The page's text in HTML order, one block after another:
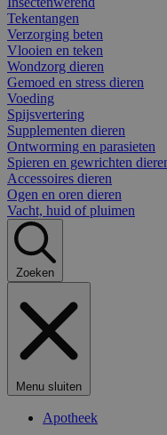
Tekentangen
Verzorging beten
Vlooien en teken
Wondzorg dieren
Gemoed en stress dieren
Voeding
Spijsvertering
Supplementen dieren
Ontworming en parasieten
Spieren en gewrichten
Accessoires dieren
Ogen en oren dieren
Vacht, huid of pluimen
Zoeken
Menu sluiten
Apotheek